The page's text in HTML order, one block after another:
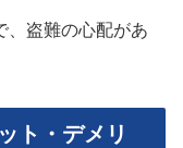
、盗難の心配があ
ト・デメリ